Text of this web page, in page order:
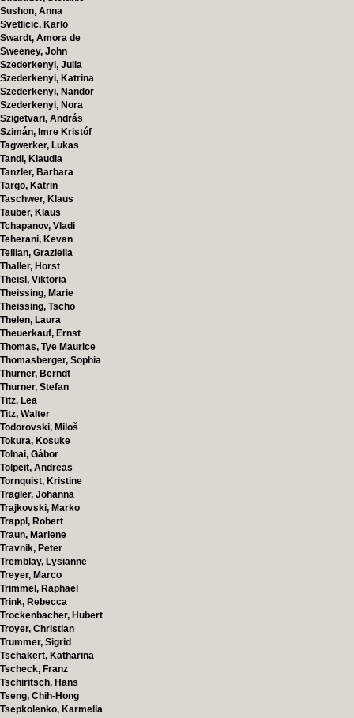
Sushon, Anna
Svetlicic, Karlo
Swardt, Amora de
Sweeney, John
Szederkenyi, Julia
Szederkenyi, Katrina
Szederkenyi, Nandor
Szederkenyi, Nora
Szigetvari, András
Szimán, Imre Kristóf
Tagwerker, Lukas
Tandl, Klaudia
Tanzler, Barbara
Targo, Katrin
Taschwer, Klaus
Tauber, Klaus
Tchapanov, Vladi
Teherani, Kevan
Tellian, Graziella
Thaller, Horst
Theisl, Viktoria
Theissing, Marie
Theissing, Tscho
Thelen, Laura
Theuerkauf, Ernst
Thomas, Tye Maurice
Thomasberger, Sophia
Thurner, Berndt
Thurner, Stefan
Titz, Lea
Titz, Walter
Todorovski, Miloš
Tokura, Kosuke
Tolnai, Gábor
Tolpeit, Andreas
Tornquist, Kristine
Tragler, Johanna
Trajkovski, Marko
Trappl, Robert
Traun, Marlene
Travnik, Peter
Tremblay, Lysianne
Treyer, Marco
Trimmel, Raphael
Trink, Rebecca
Trockenbacher, Hubert
Troyer, Christian
Trummer, Sigrid
Tschakert, Katharina
Tscheck, Franz
Tschiritsch, Hans
Tseng, Chih-Hong
Tsepkolenko, Karmella